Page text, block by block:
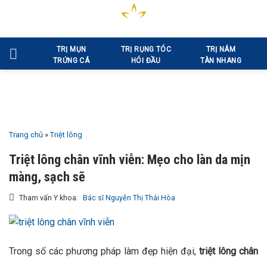
nội
dung
TRỊ MỤN
TRỨNG CÁ
TRỊ RỤNG TÓC
HÓI ĐẦU
TRỊ NÁM
TÀN NHANG
Trang chủ » Triệt lông
Triệt lông chân vĩnh viễn: Mẹo cho làn da mịn
màng, sạch sẽ
Tham vấn Y khoa: Bác sĩ Nguyễn Thị Thái Hòa
Trong số các phương pháp làm đẹp hiện đại, triệt lông chân